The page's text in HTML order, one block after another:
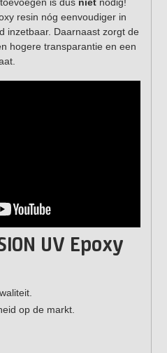
resin nóg eenvoudiger in
inzetbaar. Daarnaast zorgt de
hogere transparantie en een
UV Epoxy
op de markt.